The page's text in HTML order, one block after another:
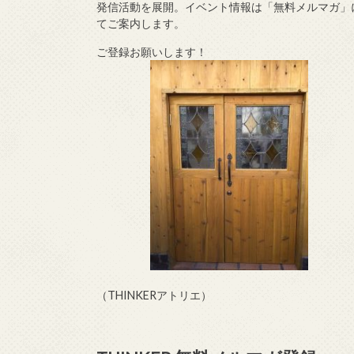
発信活動を展開。イベント情報は「無料メルマガ」
てご案内します。
ご登録お願いします！
（THINKERアトリエ）